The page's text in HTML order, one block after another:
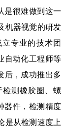
是很难做到这一
机器视觉的研发
专业的技术团
自动化工程师等
后，成功推出多
测橡胶圈、螺
器件，检测精度
是从检测速度上